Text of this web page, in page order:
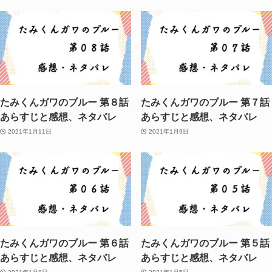
たみくんガワのブルー 第８話
あらすじと感想、ネタバレ
2021年1月11日
たみくんガワのブルー 第７話
あらすじと感想、ネタバレ
2021年1月9日
たみくんガワのブルー 第６話
あらすじと感想、ネタバレ
たみくんガワのブルー 第５話
あらすじと感想、ネタバレ